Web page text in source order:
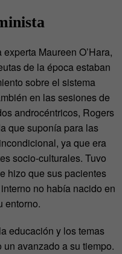
Maureen O’Hara,
de la época estaban
sobre el sistema
en las sesiones de
androcéntricos, Rogers
que suponía para las
ya que era
socio-culturales. Tuvo
hizo que sus pacientes
no había nacido en
entorno.
educación y los temas
avanzado a su tiempo.